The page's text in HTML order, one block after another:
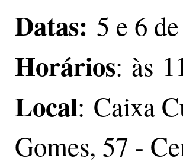
Datas: 5 e 6
Horários: às
Local: Caixa
Gomes, 57 -